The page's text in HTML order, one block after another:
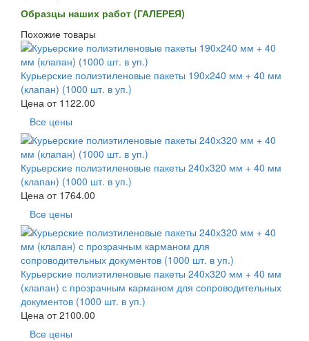
Образцы наших работ (ГАЛЕРЕЯ)
Похожие товары
Курьерские полиэтиленовые пакеты 190х240 мм + 40 мм
(клапан) (1000 шт. в уп.)
Цена от 1122.00
Все цены
Курьерские полиэтиленовые пакеты 240х320 мм + 40 мм
(клапан) (1000 шт. в уп.)
Цена от 1764.00
Все цены
Курьерские полиэтиленовые пакеты 240х320 мм + 40 мм
(клапан) с прозрачным карманом для сопроводительных
документов (1000 шт. в уп.)
Цена от2100.00
Все цены